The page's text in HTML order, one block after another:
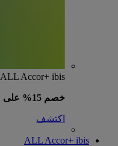
ALL Accor+ ibis
خصم 15% على مدار العام
اكتشف
ALL Accor+ ibis